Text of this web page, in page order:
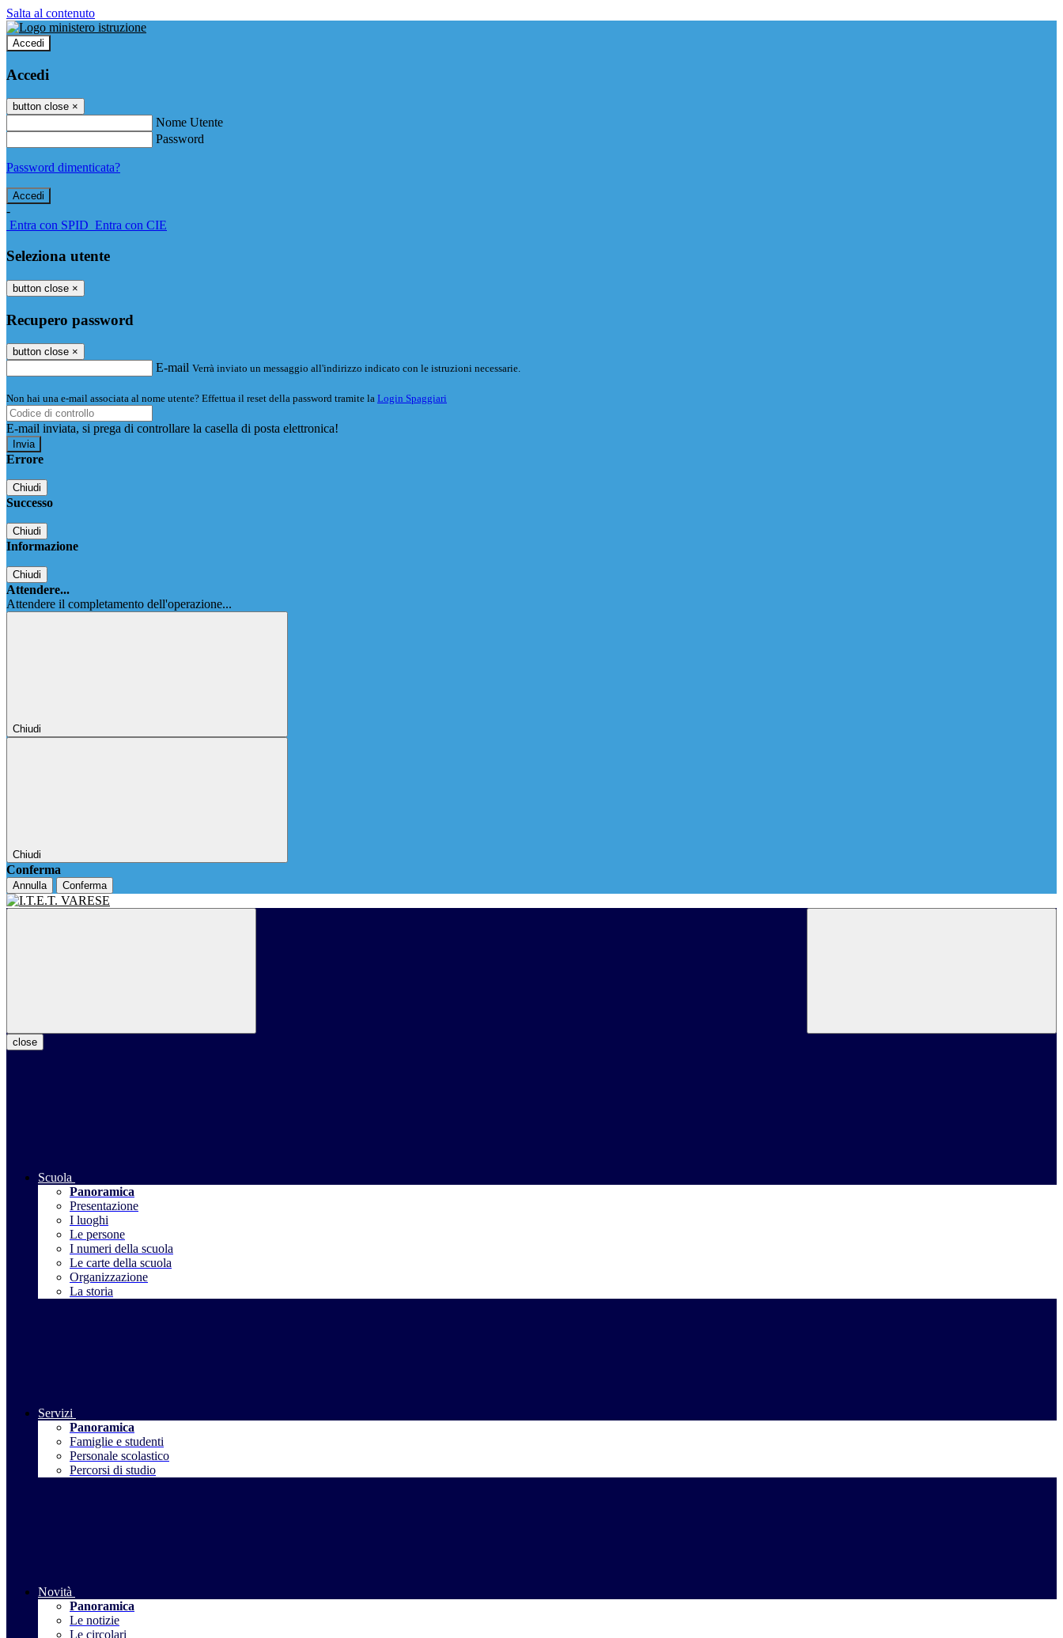
Salta al contenuto
Accedi
Accedi
button close ×
Nome Utente
Password
Password dimenticata?
-
Entra con SPID Entra con CIE
Seleziona utente
button close ×
Recupero password
button close ×
E-mail Verrà inviato un messaggio all'indirizzo indicato con le istruzioni necessarie.
Non hai una e-mail associata al nome utente? Effettua il reset della password tramite la Login Spaggiari
E-mail inviata, si prega di controllare la casella di posta elettronica!
Errore
Chiudi
Successo
Chiudi
Informazione
Chiudi
Attendere...
Attendere il completamento dell'operazione...
Chiudi
Chiudi
Conferma
Annulla Conferma
close
Scuola
Panoramica
Presentazione
I luoghi
Le persone
I numeri della scuola
Le carte della scuola
Organizzazione
La storia
Servizi
Panoramica
Famiglie e studenti
Personale scolastico
Percorsi di studio
Novità
Panoramica
Le notizie
Le circolari